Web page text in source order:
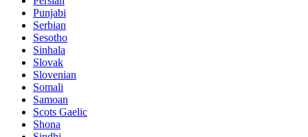
Punjabi
Serbian
Sesotho
Sinhala
Slovak
Slovenian
Somali
Samoan
Scots Gaelic
Shona